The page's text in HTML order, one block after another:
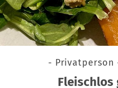
- Privatperson
Fleischlos